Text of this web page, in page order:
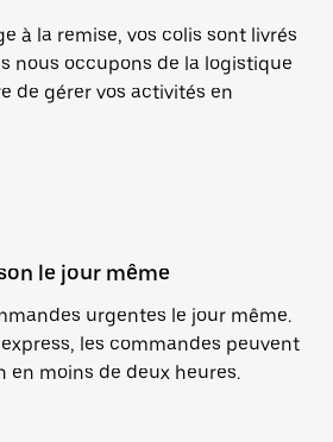
à la remise, vos colis sont livrés
nous occupons de la logistique
de gérer vos activités en
le jour même
urgentes le jour même.
les commandes peuvent
en moins de deux heures.